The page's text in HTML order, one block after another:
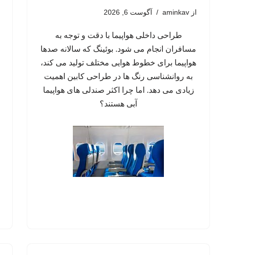
از aminkav آگوست 6, 2026
طراحی داخلی هواپیما با دقت و توجه به
مسافران انجام می شود. بوئینگ که سالانه صدها
هواپیما برای خطوط هوایی مختلف تولید می کند،
به روانشناسی رنگ ها در طراحی کابین اهمیت
زیادی می دهد. اما چرا اکثر صندلی های هواپیما
آبی هستند؟